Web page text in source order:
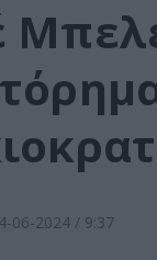
06-2024 / 9:37